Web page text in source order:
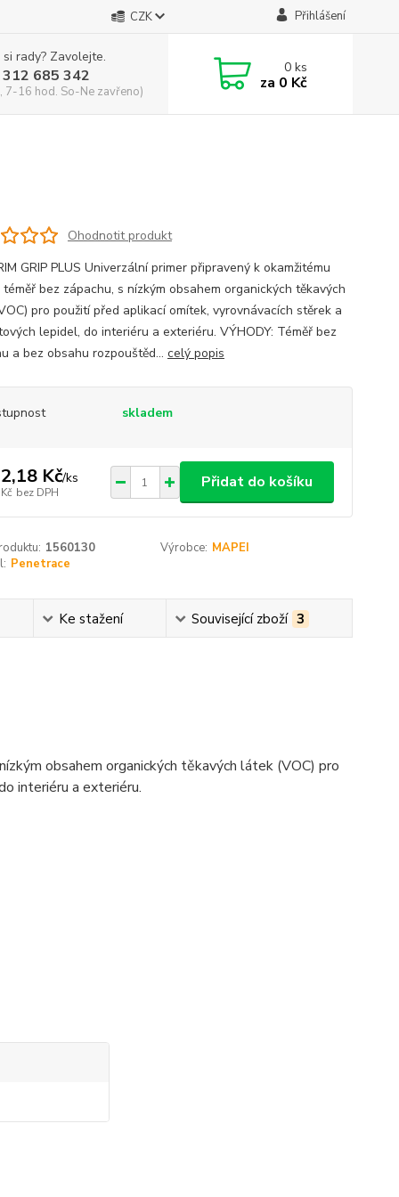
CZK Přihlášení
rady? Zavolejte.
685 342
7-16 hod. So-Ne zavřeno)
0ks
za 0 Kč
Ohodnotit produkt
GRIP PLUS Univerzální primer připravený k okamžitému
téměř bez zápachu, s nízkým obsahem organických těkavých
pro použití před aplikací omítek, vyrovnávacích stěrek a
lepidel, do interiéru a exteriéru. VÝHODY: Téměř bez
a bez obsahu rozpouštěd... celý popis
skladem
Kč/ks
bez DPH
Přidat do košíku
1560130 Výrobce: MAPEI
Penetrace
Ke stažení Související zboží 3
obsahem organických těkavých látek (VOC) pro
interiéru a exteriéru.